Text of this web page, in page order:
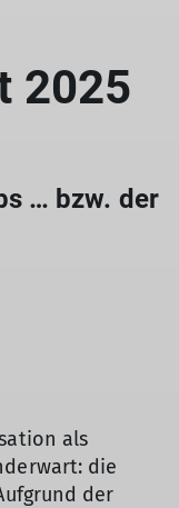
2025
… bzw. der
als
die
der